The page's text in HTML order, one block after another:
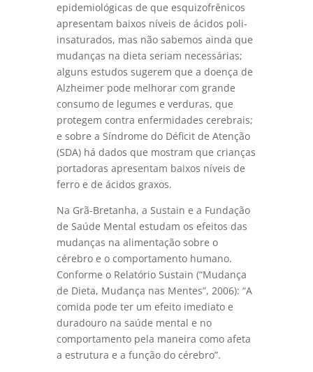
epidemiológicas de que esquizofrênicos
apresentam baixos níveis de ácidos poli-
insaturados, mas não sabemos ainda que
mudanças na dieta seriam necessárias;
alguns estudos sugerem que a doença de
Alzheimer pode melhorar com grande
consumo de legumes e verduras, que
protegem contra enfermidades cerebrais;
e sobre a Síndrome do Déficit de Atenção
(SDA) há dados que mostram que crianças
portadoras apresentam baixos níveis de
ferro e de ácidos graxos.
Na Grã-Bretanha, a Sustain e a Fundação
de Saúde Mental estudam os efeitos das
mudanças na alimentação sobre o
cérebro e o comportamento humano.
Conforme o Relatório Sustain (“Mudança
de Dieta, Mudança nas Mentes”, 2006): “A
comida pode ter um efeito imediato e
duradouro na saúde mental e no
comportamento pela maneira como afeta
a estrutura e a função do cérebro”.